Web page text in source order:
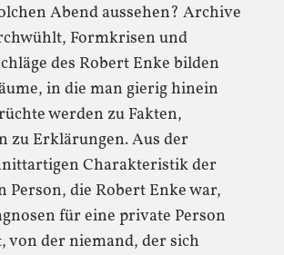
Abend aussehen? Archive
Formkrisen und
des Robert Enke bilden
in die man gierig hinein
werden zu Fakten,
zu Erklärungen. Aus der
Charakteristik der
Person, die Robert Enke war,
für eine private Person
von der niemand, der sich